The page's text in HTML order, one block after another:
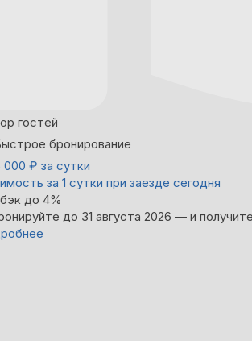
гостей
бронирование
000 ₽ за сутки
за 1 сутки при заезде сегодня
до 4%
до 31 августа 2026 — и